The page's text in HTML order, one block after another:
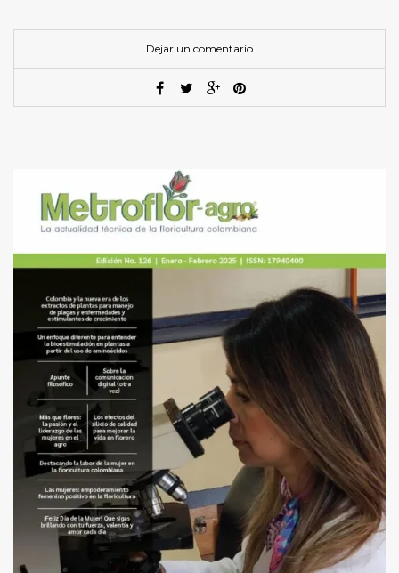
Dejar un comentario